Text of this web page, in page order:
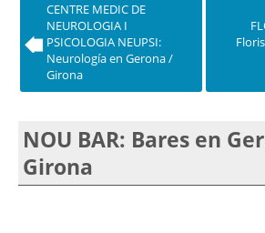
CENTRE MEDIC DE
NEUROLOGIA I
PSICOLOGIA NEUPSI:
Neurología en Gerona /
Girona
NOU BAR: Bares en
Girona